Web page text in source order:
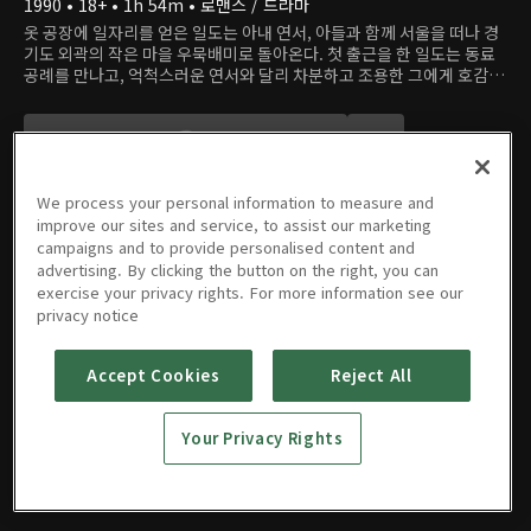
1990 • 18+ • 1h 54m • 로맨스 / 드라마
옷 공장에 일자리를 얻은 일도는 아내 연서, 아들과 함께 서울을 떠나 경
기도 외곽의 작은 마을 우묵배미로 돌아온다. 첫 출근을 한 일도는 동료
공례를 만나고, 억척스러운 연서와 달리 차분하고 조용한 그에게 호감을
에 시달리며 불행하게 살고 있다는 사실에 연민을 느낀다. 공례는 자신과
아들을 무심하게 챙기는 일도가 유부남인 걸 알면서도 빠져든다. 서로를
구속하는 일상에서 탈출하고 싶은 두 사람은 결국 불륜을 시작한다. 두
사람은 각자의 배우자에게 불륜 사실을 들키며 심하게 폭행당하지만, 관
계를 계속 이어나간다. 둘은 밀회 현장을 동네 사람들에게 들키면서 소문
이 삽시간에 퍼져나가고, 두 사람은 서울로 도망친다. 하지만 불행한 과
거 때문에 지금의 가정을 지키고 싶은 연서는 일도와 공례를 찾아 서울로
향한다.
영화 예고편 & 클립
우묵배미
We process your personal information to measure and
improve our sites and service, to assist our marketing
campaigns and to provide personalised content and
advertising. By clicking the button on the right, you can
exercise your privacy rights. For more information see our
privacy notice
Accept Cookies Reject All
Your Privacy Rights